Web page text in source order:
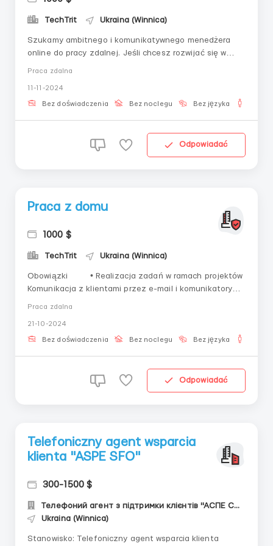
TechTrit Ukraina (Winnica)
Szukamy ambitnego i komunikatywnego menedżera
online do pracy zdalnej. Jeśli chcesz rozwijać się w
Obowiązki: Komunikacja z klientami poprzez kanały
online (czat, e-mail, media społecznościowe); Doradzt...
Praca zdalna
11-11-2024
Bez doświadczenia Bez noclegu Bez języka
Odpowiadać
Praca z domu
1000 $
TechTrit Ukraina (Winnica)
Obowiązki • Realizacja zadań w ramach projektów
Komunikacja z klientami przez e-mail i komunikatory
Doświadczenie w podobnej branży jest mile widziane
Umiejętność pracy samodzie...
Praca zdalna
21-10-2024
Bez doświadczenia Bez noclegu Bez języka
Odpowiadać
Telefoniczny agent wsparcia
klienta "ASPE SFO"
300-1500 $
Телефоний агент з підтримки клієнтів "АСПЕ СФО"
Ukraina (Winnica)
Stanowisko: Telefoniczny agent wsparcia klienta